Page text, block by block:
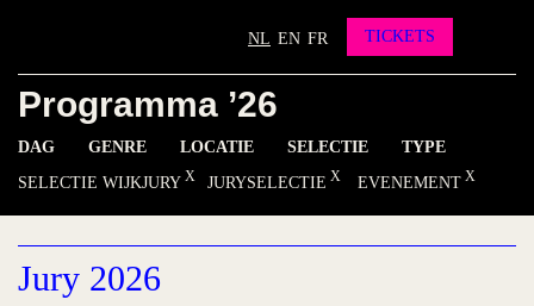
Contact
NL EN FR TICKETS
Programma ’26
DAG GENRE LOCATIE SELECTIE
TYPE
SELECTIE WIJKJURY
JURYSELECTIE EVENEMENT
Jury 2026